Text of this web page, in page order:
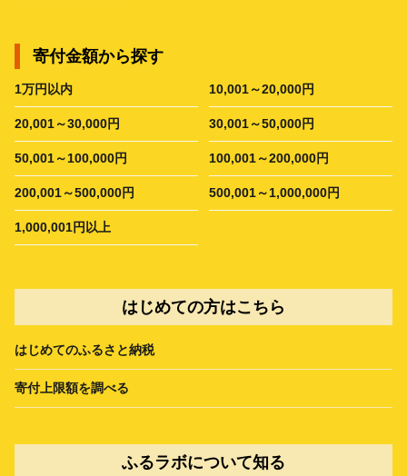
寄付金額から探す
1万円以内 10,001～20,000円
20,001～30,000円 30,001～50,000円
50,001～100,000円 100,001～200,000円
200,001～500,000円 500,001～1,000,000円
1,000,001円以上
はじめての方はこちら
はじめてのふるさと納税
寄付上限額を調べる
ふるラボについて知る